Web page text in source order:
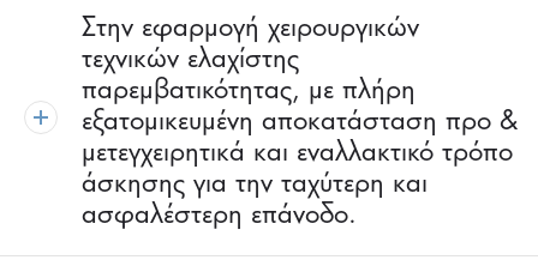
Στην εφαρμογή χειρουργικών
τεχνικών ελαχίστης
παρεμβατικότητας, με πλήρη
εξατομικευμένη αποκατάσταση προ &
μετεγχειρητικά και εναλλακτικό τρόπο
άσκησης για την ταχύτερη και
ασφαλέστερη επάνοδο.